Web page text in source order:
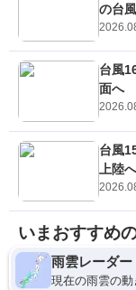
の台
台風
面へ
台風
上陸
いまおすすめ
雨雲レーダー
現在の雨雲の